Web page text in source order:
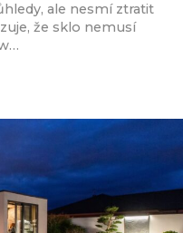
ale nesmí ztratit
že sklo nemusí